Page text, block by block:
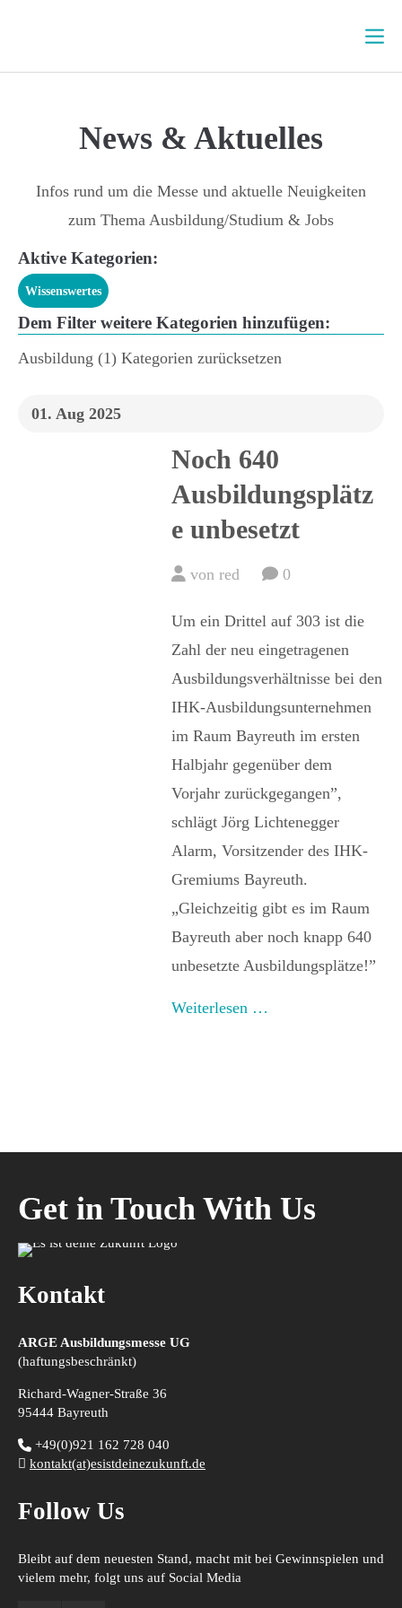
E-Mail-Adresse
Angemeldet bleiben
Passwort vergessen ?
News & Aktuelles
Infos rund um die Messe und aktuelle Neuigkeiten
zum Thema Ausbildung/Studium & Jobs
Aktive Kategorien:
Wissenswertes
Dem Filter weitere Kategorien hinzufügen:
Ausbildung (1) Kategorien zurücksetzen
01. Aug 2025
Noch 640
Ausbildungsplätz
e unbesetzt
von red 0
Um ein Drittel auf 303 ist die
Zahl der neu eingetragenen
Ausbildungsverhältnisse bei den
IHK-Ausbildungsunternehmen
im Raum Bayreuth im ersten
Halbjahr gegenüber dem
Vorjahr zurückgegangen”,
schlägt Jörg Lichtenegger
Alarm, Vorsitzender des IHK-
Gremiums Bayreuth.
„Gleichzeitig gibt es im Raum
Bayreuth aber noch knapp 640
unbesetzte Ausbildungsplätze!”
Weiterlesen …
Get in Touch With Us
Kontakt
ARGE Ausbildungsmesse UG
(haftungsbeschränkt)
Richard-Wagner-Straße 36
95444 Bayreuth
+49(0)921 162 728 040
kontakt(at)esistdeinezukunft.de
Follow Us
Bleibt auf dem neuesten Stand, macht mit bei Gewinnspielen und
vielem mehr, folgt uns auf Social Media